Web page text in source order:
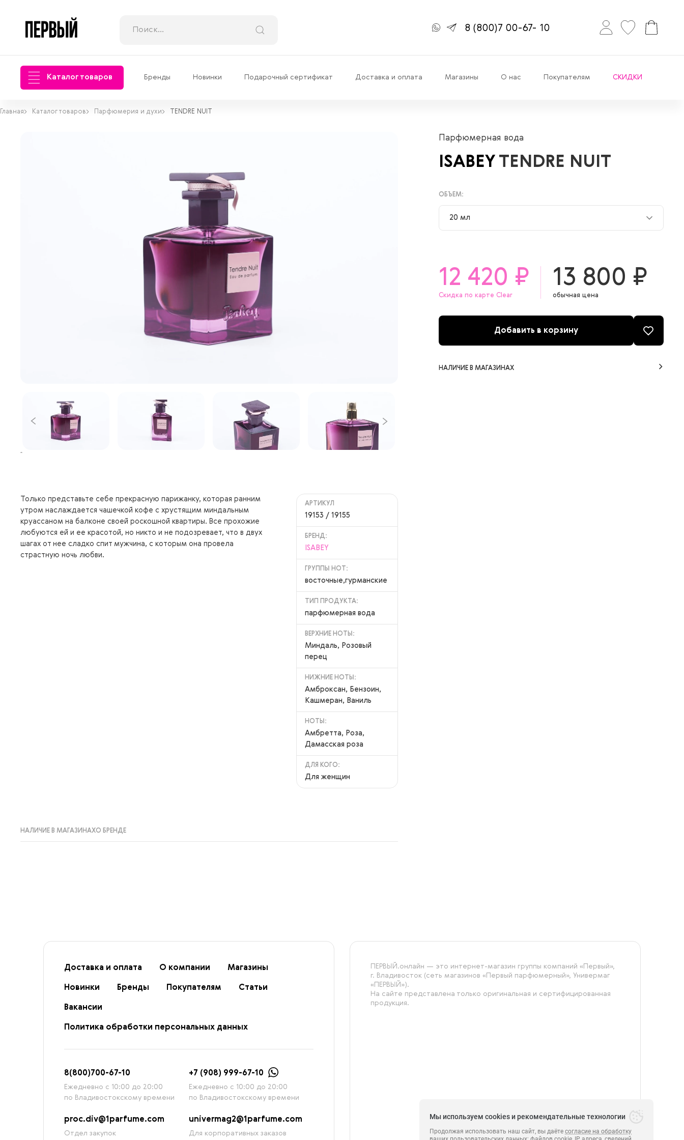
8(800)7 00-67- 10
Каталог товаров Бренды Новинки Подарочный сертификат Доставка и оплата Магазины О нас Покупателям СКИДКИ
Главная Каталог товаров Парфюмерия и духи TENDRE NUIT
Парфюмерная вода
ISABEY TENDRE NUIT
ОБЪЕМ:
20 мл
50 мл
12 420 ₽
Скидка по карте Clear
13 800 ₽
обычная цена
Добавить в корзину
НАЛИЧИЕ В МАГАЗИНАХ
Только представьте себе прекрасную парижанку, которая ранним
утром наслаждается чашечкой кофе с хрустящим миндальным
круассаном на балконе своей роскошной квартиры. Все прохожие
любуются ей и ее красотой, но никто и не подозревает, что в двух
шагах от нее сладко спит мужчина, с которым она провела
страстную ночь любви.
АРТИКУЛ
19153 / 19155
БРЕНД:
ISABEY
ГРУППЫ НОТ:
восточные,гурманские
ТИП ПРОДУКТА:
парфюмерная вода
ВЕРХНИЕ НОТЫ:
Миндаль, Розовый
перец
НИЖНИЕ НОТЫ:
Амброксан, Бензоин,
Кашмеран, Ваниль
НОТЫ:
Амбретта, Роза,
Дамасская роза
ДЛЯ КОГО:
Для женщин
НАЛИЧИЕ В МАГАЗИНАХО БРЕНДЕ
Доставка и оплата О компании Магазины
Новинки Бренды Покупателям Статьи
Вакансии
Политика обработки персональных данных
8(800)700-67-10
Ежедневно с 10:00 до 20:00
по Владивостокскому времени
+7 (908) 999-67-10
Ежедневно с 10:00 до 20:00
по Владивостокскому времени
proc.div@1parfume.com
Отдел закупок
univermag2@1parfume.com
Для корпоративных заказов
ПЕРВЫЙ.онлайн — это интернет-магазин группы компаний «‎Первый»,
г. Владивосток (сеть магазинов «Первый парфюмерный», Универмаг
«ПЕРВЫЙ»).
На сайте представлена только оригинальная и сертифицированная
продукция.
Мы используем cookies и рекомендательные технологии
Продолжая использовать наш сайт, вы даёте согласие на обработку